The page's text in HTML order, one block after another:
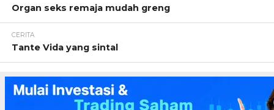
Organ seks remaja mudah greng
CERITA
Tante Vida yang sintal